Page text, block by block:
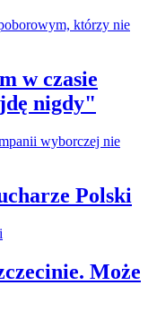
w czasie
nigdy"
Polski
Może